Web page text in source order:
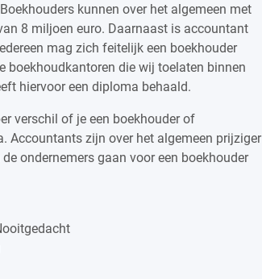
kunnen over het algemeen met
8 miljoen euro. Daarnaast is accountant
mag zich feitelijk een boekhouder
boekhoudkantoren die wij toelaten binnen
hiervoor een diploma behaald.
verschil of je een boekhouder of
Accountants zijn over het algemeen prijziger
ondernemers gaan voor een boekhouder